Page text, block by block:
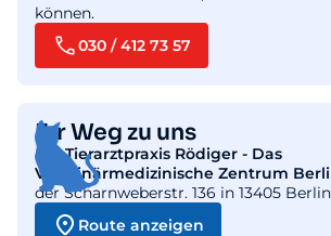
können.
030 / 412 73 57
Ihr Weg zu uns
DieTierarztpraxis Rödiger - Das
Veterinärmedizinische Zentrum
der Scharnweberstr. 136 in 13405 Berlin
Route anzeigen